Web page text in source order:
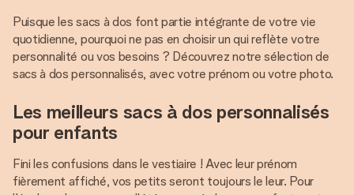
Puisque les sacs à dos font partie intégrante de votre vie
quotidienne, pourquoi ne pas en choisir un qui reflète votre
personnalité ou vos besoins ? Découvrez notre sélection de
sacs à dos personnalisés, avec votre prénom ou votre photo.
Les meilleurs sacs à dos personnalisés
pour enfants
Fini les confusions dans le vestiaire ! Avec leur prénom
fièrement affiché, vos petits seront toujours le leur. Pour